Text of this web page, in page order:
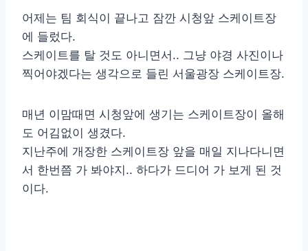
어제는 팀 회식이 끝나고 잠깐 시청앞 스케이트장
에 들렀다.
스케이트를 탈 것도 아니면서.. 그냥 야경 사진이나
찍어야겠다는 생각으로 들린 서울광장 스케이트장.
매년 이맘때면 시청앞에 생기는 스케이트장이 올해
도 어김없이 생겼다.
지난주에 개장한 스케이트장 앞을 매일 지나다니면
서 한번쯤 가 봐야지.. 하다가 드디어 가 보게 된 것
이다.